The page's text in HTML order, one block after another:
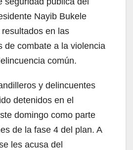
Nayib Bukele
en las
de combate a la violencia
común.
y delincuentes
detenidos en el
domingo como parte
de la fase 4 del plan. A
les acusa del